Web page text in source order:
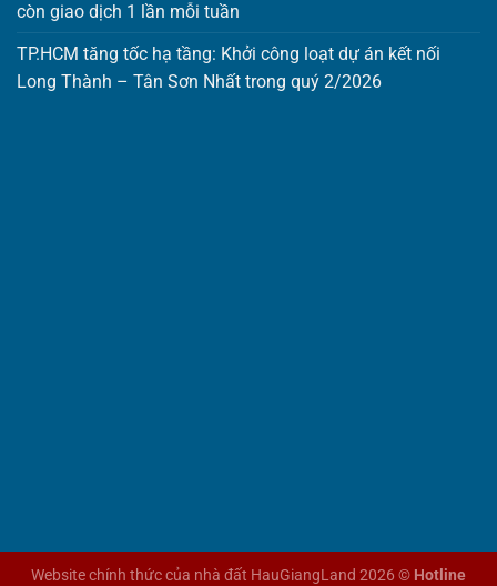
còn giao dịch 1 lần mỗi tuần
TP.HCM tăng tốc hạ tầng: Khởi công loạt dự án kết nối
Long Thành – Tân Sơn Nhất trong quý 2/2026
Website chính thức của nhà đất HauGiangLand 2026 © Hotline